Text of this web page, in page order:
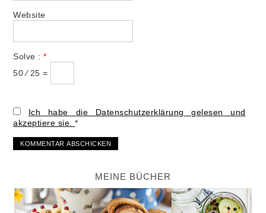
Website
Solve :*
50 ⁄ 25 =
Ich habe die Datenschutzerklärung gelesen und
akzeptiere sie.*
MEINE BÜCHER